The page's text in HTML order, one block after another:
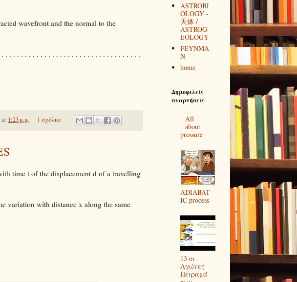
wavefront and the normal to the
. . . . . . . . . . . . . . . . . . . . . . . . . . . . . . . . . . .
at 1:23 μ.μ. 1 σχόλιο:
time t of the displacement d of a travelling
variation with distance x along the same
ASTROBI
OLOGY -
天体 /
ASTROG
EOLOGY
FEYNMA
N
home
Δημοφιλείς
αναρτήσεις
All
about
pressure
ADIABAT
IC process
13 οι
Αγώνες
Πειραμά